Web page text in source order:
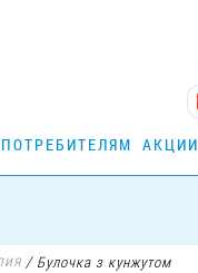
ПОТРЕБИТЕЛЯМ АКЦИИ
/Булочка з кунжутом